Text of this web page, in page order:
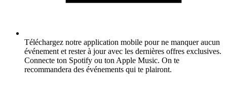
Téléchargez notre application mobile pour ne manquer aucun
événement et rester à jour avec les dernières offres exclusives.
Connecte ton Spotify ou ton Apple Music. On te
recommandera des événements qui te plairont.